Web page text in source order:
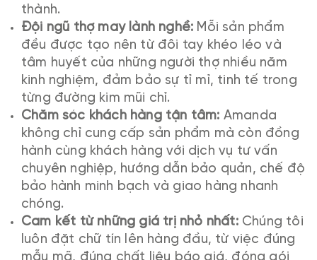
thành.
Đội ngũ thợ may lành nghề: Mỗi sản phẩm
đều được tạo nên từ đôi tay khéo léo và
tâm huyết của những người thợ nhiều năm
kinh nghiệm, đảm bảo sự tỉ mỉ, tinh tế trong
từng đường kim mũi chỉ.
Chăm sóc khách hàng tận tâm: Amanda
không chỉ cung cấp sản phẩm mà còn đồng
hành cùng khách hàng với dịch vụ tư vấn
chuyên nghiệp, hướng dẫn bảo quản, chế độ
bảo hành minh bạch và giao hàng nhanh
chóng.
Cam kết từ những giá trị nhỏ nhất:Chúng tôi
luôn đặt chữ tín lên hàng đầu, từ việc đúng
mẫu mã, đúng chất liệu báo giá, đóng gói